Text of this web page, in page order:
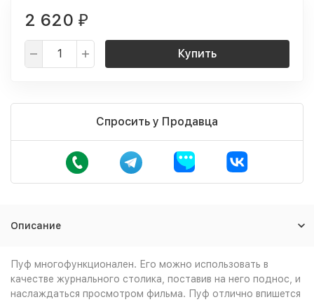
2 620 ₽
Купить
Спросить у Продавца
Описание
Пуф многофункционален. Его можно использовать в
качестве журнального столика, поставив на него поднос, и
наслаждаться просмотром фильма. Пуф отлично впишется